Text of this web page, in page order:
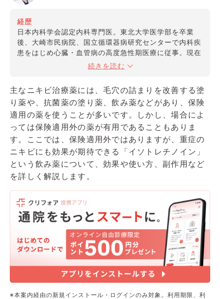
経歴
日本内科学会認定内科専門医。東北大学医学部を卒業
後、大崎市民病院、国立循環器病研究センターで内科疾
患をはじめ心臓・血管病の高度急性期医療に従事。現在
は幅広い内科的知識を活かし、質の高いプライマリーケ
資格
日本内科学会認定 内科専門医
所属学会
日本内科学会
日本循環器内科学会
続きを読む
主なニキビ治療薬には、毛穴の詰まりを改善する塗
り薬や、抗菌薬の塗り薬、飲み薬などがあり、保険
適用の薬を使うことが多いです。しかし、場合によ
っては保険適用外の薬が有用であることもありま
す。ここでは、保険適用外ではありますが、重症の
ニキビにも効果が期待できる「イソトレチノイン」
という飲み薬について、効果や使い方、副作用など
を詳しく解説します。
※本案内経由の新規インストール・ログインのみ対象。利用期限、利